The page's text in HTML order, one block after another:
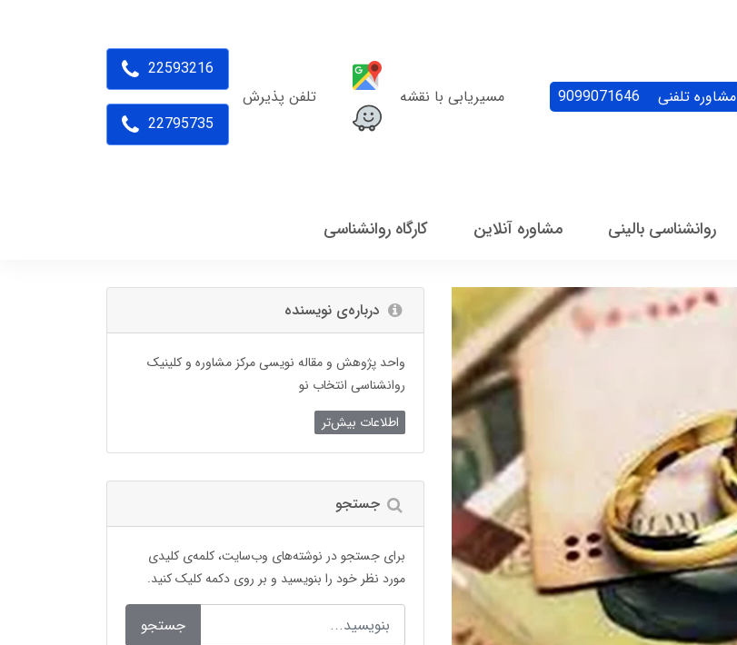
مشاوره تلفنی 9099071646 مسیریابی با نقشه تلفن پذیرش
22593216
22795735
روانشناسی بالینی مشاوره آنلاین کارگاه روانشناسی
درباره‌ی نویسنده
واحد پژوهش و مقاله نویسی مرکز مشاوره و کلینیک
روانشناسی انتخاب نو
اطلاعات بیش‌تر
جستجو
برای جستجو در نوشته‌های وب‌سایت، کلمه‌ی کلیدی
مورد نظر خود را بنویسید و بر روی دکمه کلیک کنید.
جستجو